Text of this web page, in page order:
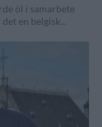
öl i samarbete
en belgisk...